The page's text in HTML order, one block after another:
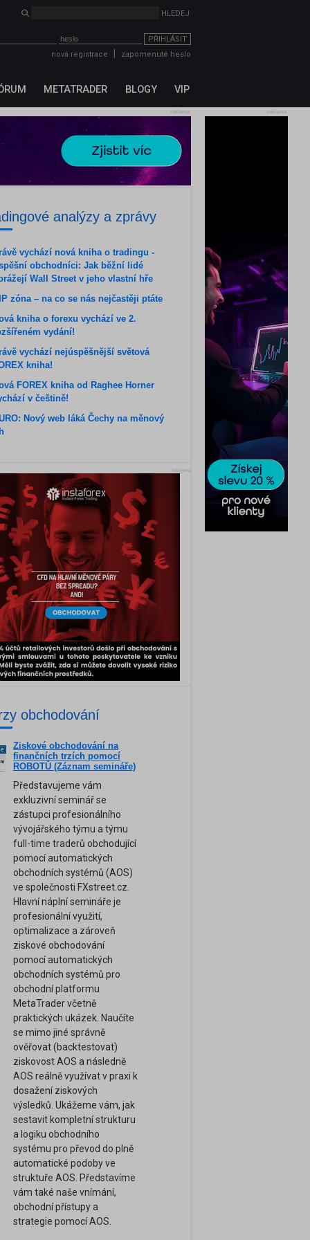
HLEDEJ
PŘIHLÁSIT
nová registrace
zapomenuté heslo
METATRADER BLOGY VIP
reklama
reklama
analýzy a zprávy
vychází nová kniha o tradingu -
obchodníci: Jak běžní lidé
Wall Street v jeho vlastní hře
zóna – na co se nás nejčastěji ptáte
kniha o forexu vychází ve 2.
vydání!
vychází nejúspěšnější světová
kniha!
FOREX kniha od Raghee Horner
v češtině!
Nový web láká Čechy na měnový
reklama
obchodování
Ziskové obchodování na
finančních trzích pomocí
ROBOTŮ (Záznam semináře)
Představujeme vám
exkluzivní seminář se
zástupci profesionálního
vývojářského týmu a týmu
full-time traderů obchodující
pomocí automatických
obchodních systémů (AOS)
ve společnosti FXstreet.cz.
Hlavní náplní semináře je
profesionální využití,
optimalizace a zároveň
ziskové obchodování
pomocí automatických
obchodních systémů pro
obchodní platformu
MetaTrader včetně
praktických ukázek. Naučíte
se mimo jiné správně
ověřovat (backtestovat)
ziskovost AOS a následně
AOS reálně využívat v praxi k
dosažení ziskových
výsledků. Ukážeme vám, jak
sestavit kompletní strukturu
a logiku obchodního
systému pro převod do plně
automatické podoby ve
struktuře AOS. Představíme
vám také naše vnímání,
obchodní přístupy a
strategie pomocí AOS.